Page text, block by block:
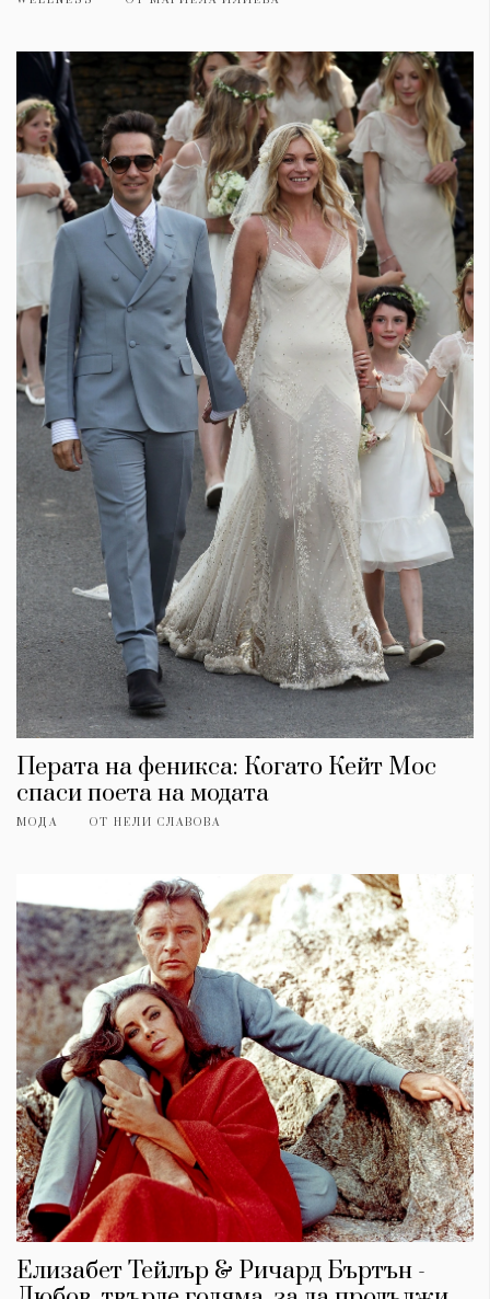
Перата на феникса: Когато Кейт Мос
спаси поета на модата
МОДА ОТ НЕЛИ СЛАВОВА
Елизабет Тейлър & Ричард Бъртън -